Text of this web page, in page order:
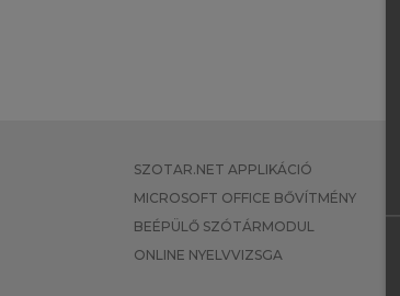
SZOTAR.NET APPLIKÁCIÓ
MICROSOFT OFFICE BŐVÍTMÉNY
BEÉPÜLŐ SZÓTÁRMODUL
ONLINE NYELVVIZSGA